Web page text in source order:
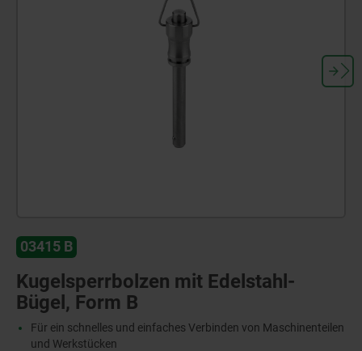
03415 B
Kugelsperrbolzen mit Edelstahl-
Bügel, Form B
Für ein schnelles und einfaches Verbinden von Maschinenteilen
und Werkstücken